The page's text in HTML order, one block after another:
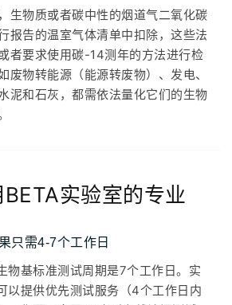
生物质或者碳中性的烟道气二氧化碳
报告的温室气体清单中扣除，这些法
者要求使用碳-14测年的方法进行检
废物转能源（能源转废物）、发电、
泥和石灰，都需依法量化它们的生物
实验室的专业
只需4-7个工作日
物基标准测试周期是7个工作日。实
以提供优先测试服务（4个工作日内